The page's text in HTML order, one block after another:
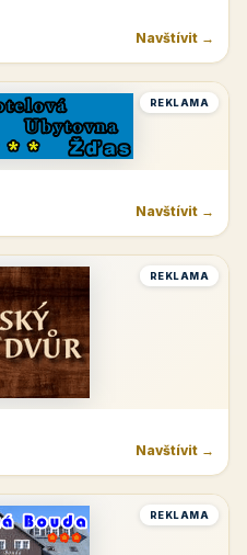
Navštívit →
REKLAMA
Navštívit →
REKLAMA
Navštívit →
REKLAMA